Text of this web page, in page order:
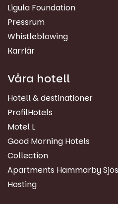
Ligula Foundation
Pressrum
Whistleblowing
Karriär
Våra hotell
Hotell & destinationer
ProfilHotels
Motel L
Good Morning Hotels
Collection
Apartments Hammarby
Hosting